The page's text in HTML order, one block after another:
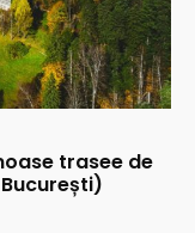
trasee de